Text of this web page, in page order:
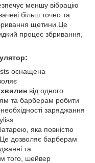
меншу вібрацію
більш точно та
щетини.Це
процес збривання,
оснащена
хвилин від одного
та барберам робити
заряджання
яка повністю
.Це дозволяє барберам
та
того, шейвер